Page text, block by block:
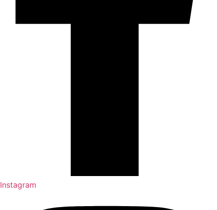
Instagram